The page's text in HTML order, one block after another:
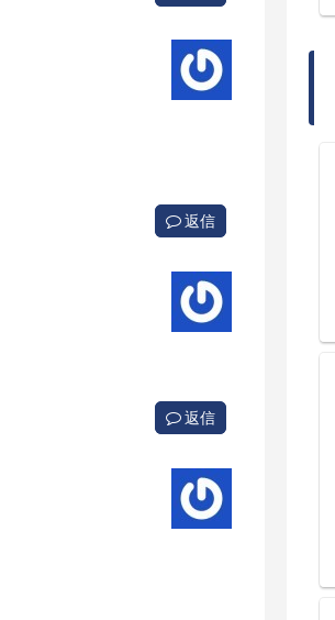
返信
返信